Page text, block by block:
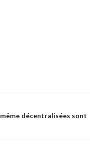
décentralisées sont